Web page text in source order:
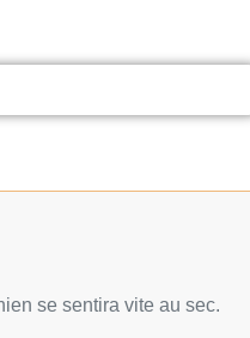
se sentira vite au sec.